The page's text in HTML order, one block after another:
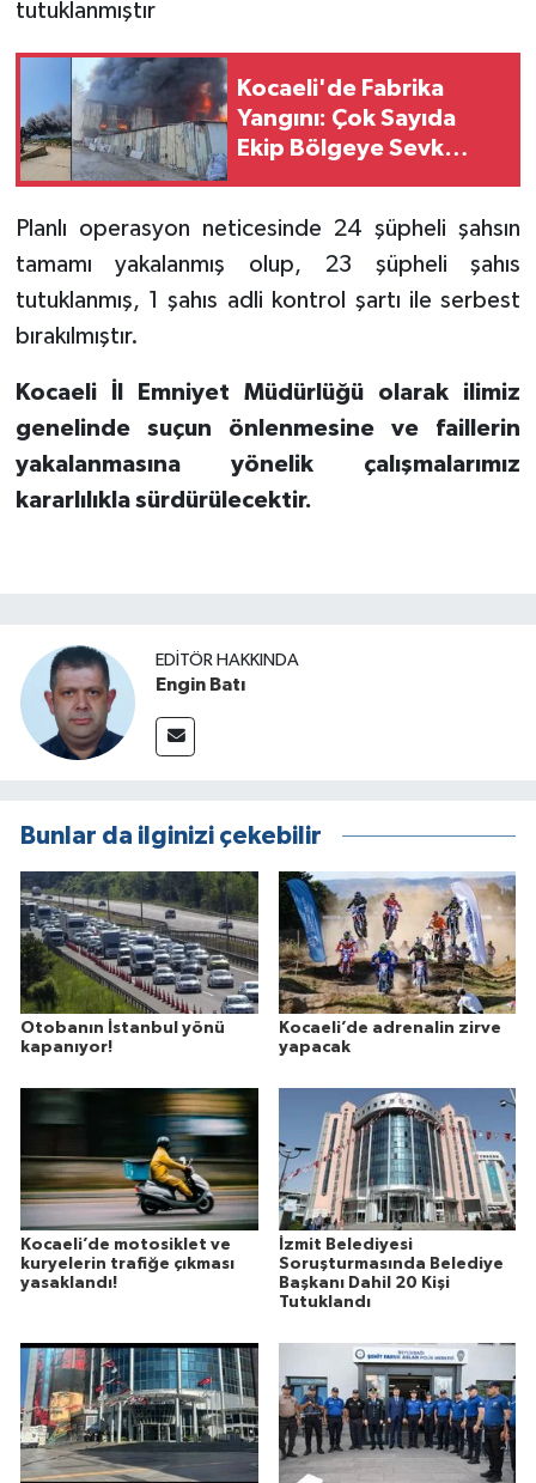
tutuklanmıştır
Kocaeli'de Fabrika
Yangını: Çok Sayıda
Ekip Bölgeye Sevk
Planlı operasyon neticesinde 24 şüpheli şahsın
tamamı yakalanmış olup, 23 şüpheli şahıs
tutuklanmış, 1 şahıs adli kontrol şartı ile serbest
bırakılmıştır.
Kocaeli İl Emniyet Müdürlüğü olarak ilimiz
genelinde suçun önlenmesine ve faillerin
yakalanmasına yönelik çalışmalarımız
kararlılıkla sürdürülecektir.
EDITÖR HAKKINDA
Engin Batı
Bunlar da ilginizi çekebilir
Otobanın İstanbul yönü
kapanıyor!
Kocaeli’de adrenalin zirve
yapacak
Kocaeli’de motosiklet ve
kuryelerin trafiğe çıkması
yasaklandı!
İzmit Belediyesi
Soruşturmasında Belediye
Başkanı Dahil 20 Kişi
Tutuklandı